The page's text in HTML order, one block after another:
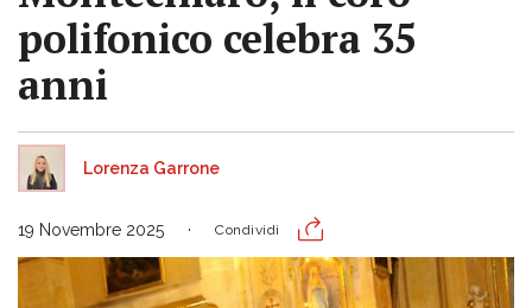
polifonico celebra 35
anni
Lorenza Garrone
19 Novembre 2025 Condividi